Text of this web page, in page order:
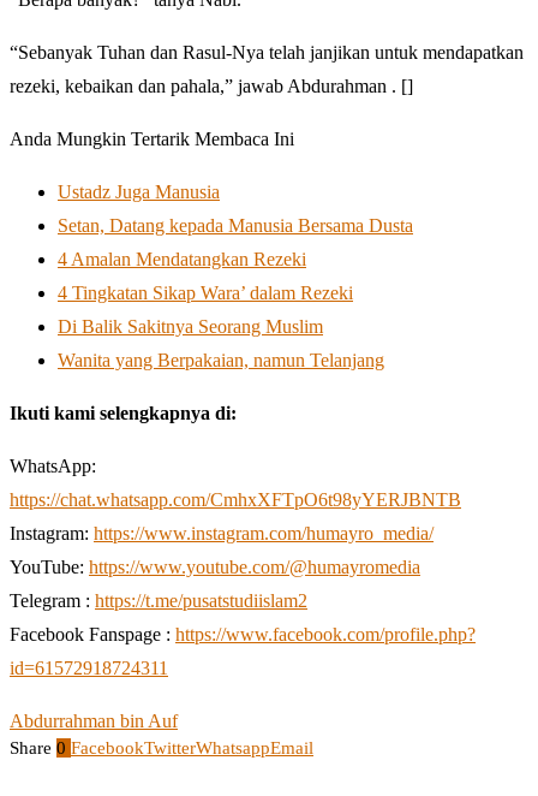
“Sebanyak Tuhan dan Rasul-Nya telah janjikan untuk mendapatkan
rezeki, kebaikan dan pahala,” jawab Abdurahman . []
Anda Mungkin Tertarik Membaca Ini
Ustadz Juga Manusia
Setan, Datang kepada Manusia Bersama Dusta
4 Amalan Mendatangkan Rezeki
4 Tingkatan Sikap Wara’ dalam Rezeki
Di Balik Sakitnya Seorang Muslim
Wanita yang Berpakaian, namun Telanjang
Ikuti kami selengkapnya di:
WhatsApp:
https://chat.whatsapp.com/CmhxXFTpO6t98yYERJBNTB
Instagram: https://www.instagram.com/humayro_media/
YouTube: https://www.youtube.com/@humayromedia
Telegram : https://t.me/pusatstudiislam2
Facebook Fanspage : https://www.facebook.com/profile.php?
id=61572918724311
Abdurrahman bin Auf
Share 0 FacebookTwitterWhatsappEmail